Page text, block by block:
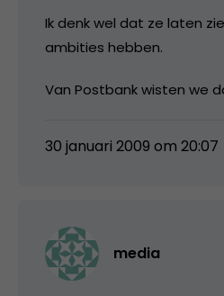
Ik denk wel dat ze laten
ambities hebben.
Van Postbank wisten we
30 januari 2009 om 20:07
media